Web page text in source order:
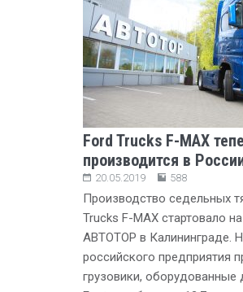
Ford Trucks F-MAX
производится в
20.05.2019 588
Производство седельных
Trucks F-MAX стартовало
АВТОТОР в Калининграде.
российского предприятия
грузовики, оборудованные